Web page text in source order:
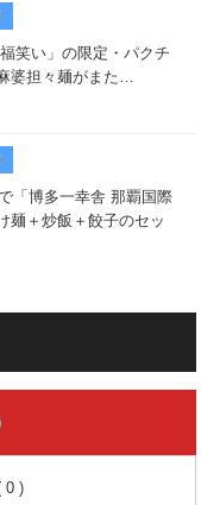
笑い」の限定・パクチ
婆担々麺がまた…
「博多一幸舎 那覇国際
麺＋炒飯＋餃子のセッ
0 )